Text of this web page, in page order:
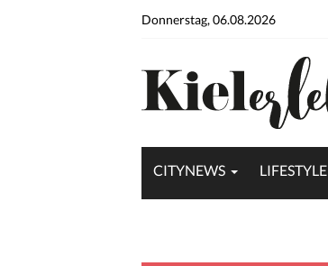
Donnerstag, 06.08.2026
CITYNEWS LIFESTYLE